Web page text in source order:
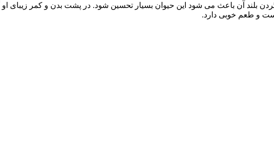
بلند آن باعث می شود این حیوان بسیار تحسین شود. در پشت بدن و کمر زیبای
و طعم خوبی دارد.